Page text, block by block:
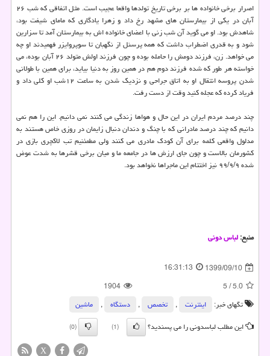
اصرار برخی خانواده ها بر برخی تاریخ تولدها واقعا عجیب است. مثل اتفاقی که شب ۲۶
آبان در یکی از بیمارستان های مشهد رخ داد و زهرا یادگاری که مامای شیفت بود،
شاهدش بود. او می گوید آن شب زنی با اعضای خانواده اش به بیمارستان آمد تا سزارین
شود و به قدری اضطراب داشت که همه پرسنل از نگهبان تا سوپروایزر فهمیدند او چه
می خواهد. زن، فرزند دومش را حامله بوده و چون فرزند اولش متولد ۲۶ آبان بوده، می
خواسته هر طور که شده فرزند دوم هم در همین روز به دنیا بیاید، برای همین با طولانی
شدن پروسه انتقال او به اتاق جراحی و نزدیک شدن به ساعت ۱۲شب او کلی داد و
فریاد کرده که عجله کنید وقت از دست رفت.
چند درصد مردم ایران در این حال و هواها زندگی می کنند نمی دانیم. این را هم نمی
دانیم که چند درصد مادرانی که با چنگ و دندان دنبال زایمان در روزی خاص هستند به
مدلول واقعی کلمه برای آن کودک مادری می کنند ولی مطمئنیم تب لاکچری بازی در
کشورمان بالاست و چون جای ارزش ها در جامعه ما و میان برخی قشرها به شدت عوض
شده ۹۹/۹/۹ نیز اختتام این ماجراها نخواهد بود.
منبع:لباس دونی
1399/09/10
16:31:13
5.0
/
5
1904
تگهای خبر:
اینترنت , تخصص , دستگاه ,
ماشین
این مطلب لباسدونی را می پسندید؟
(1)
(0)
X